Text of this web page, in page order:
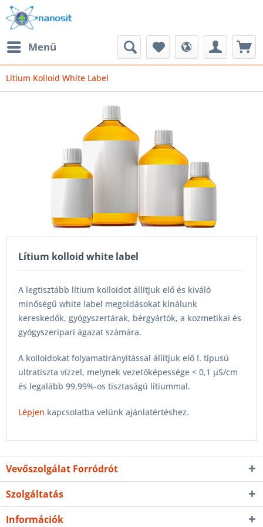
Menü
Lítium Kolloid White Label
Lítium kolloid white label
A legtisztább lítium kolloidot állítjuk elő és kiváló
minőségű white label megoldásokat kínálunk
kereskedők, gyógyszertárak, bérgyártók, a kozmetikai és
gyógyszeripari ágazat számára.
A kolloidokat folyamatirányítással állítjuk elő I. típusú
ultratiszta vízzel, melynek vezetőképessége < 0,1 µS/cm
és legalább 99,99%-os tisztaságú lítiummal.
Lépjen kapcsolatba velünk ajánlatértéshez.
Vevőszolgálat Forródrót
Szolgáltatás
Információk